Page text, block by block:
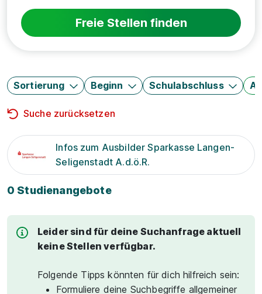
Freie Stellen finden
Sortierung Beginn Schulabschluss
Suche zurücksetzen
Infos zum Ausbilder Sparkasse Langen-
Seligenstadt A.d.ö.R.
0 Studienangebote
Leider sind für deine Suchanfrage aktuell
keine Stellen verfügbar.
Folgende Tipps könnten für dich hilfreich sein:
Formuliere deine Suchbegriffe allgemeiner